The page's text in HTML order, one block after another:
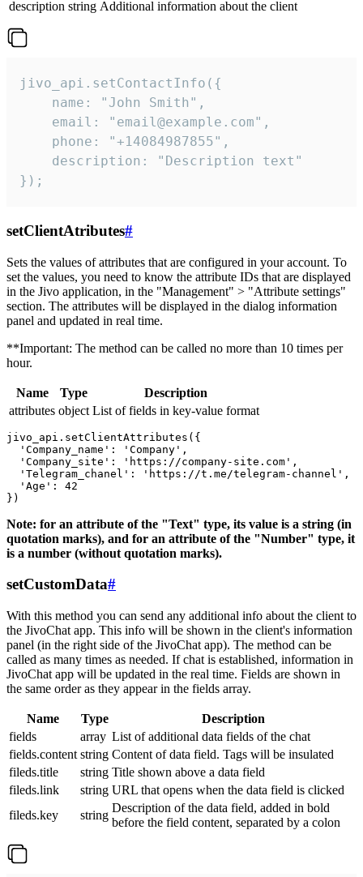
description string Additional information about the client
jivo_api.setContactInfo({
    name: "John Smith",
    email: "email@example.com",
    phone: "+14084987855",
    description: "Description text"
});
setClientAtributes#
Sets the values ​​of attributes that are configured in your account. To
set the values, you need to know the attribute IDs that are displayed
in the Jivo application, in the "Management" > "Attribute settings"
section. The attributes will be displayed in the dialog information
panel and updated in real time.
**Important: The method can be called no more than 10 times per
hour.
Name Type
Description
attributes object List of fields in key-value format
jivo_api.setClientAttributes({
  'Company_name': 'Company',
  'Company_site': 'https://company-site.com',
  'Telegram_chanel': 'https://t.me/telegram-channel',
  'Age': 42
Note: for an attribute of the "Text" type, its value is a string (in
quotation marks), and for an attribute of the "Number" type, it
is a number (without quotation marks).
setCustomData#
With this method you can send any additional info about the client to
the JivoChat app. This info will be shown in the client's information
panel (in the right side of the JivoChat app). The method can be
called as many times as needed. If chat is established, information in
JivoChat app will be updated in the real time. Fields are shown in
the same order as they appear in the fields array.
Name Type
Description
fields
array List of additional data fields of the chat
fields.content string Content of data field. Tags will be insulated
fileds.title
string Title shown above a data field
fileds.link
string URL that opens when the data field is clicked
fileds.key
string
Description of the data field, added in bold
before the field content, separated by a colon